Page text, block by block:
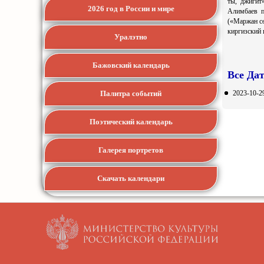
2026 год в России и мире
Уралэтно
Бажовский календарь
Палитра событий
Поэтический календарь
Галерея портретов
Скачать календари
Алимбаев
(«Маржан
Все
2023-10-